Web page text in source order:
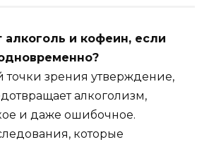
алкоголь и кофеин, если
зрения утверждение,
алкоголизм,
и даже ошибочное.
которые